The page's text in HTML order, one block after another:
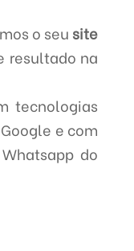
o seu site
resultado na
tecnologias
e com
do